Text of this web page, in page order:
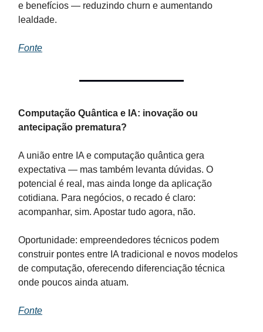
e benefícios — reduzindo churn e aumentando
lealdade.
Fonte
Computação Quântica e IA: inovação ou
antecipação prematura?
A união entre IA e computação quântica gera
expectativa — mas também levanta dúvidas. O
potencial é real, mas ainda longe da aplicação
cotidiana. Para negócios, o recado é claro:
acompanhar, sim. Apostar tudo agora, não.
Oportunidade: empreendedores técnicos podem
construir pontes entre IA tradicional e novos modelos
de computação, oferecendo diferenciação técnica
onde poucos ainda atuam.
Fonte